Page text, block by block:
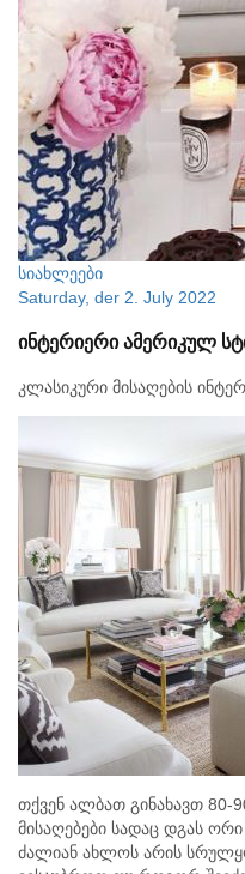
სიახლეები
Saturday, der 2. July 2022
ინტერიერი ამერიკულ
კლასიკური მისაღების
თქვენ ალბათ გინახავთ 80-
მისაღებები სადაც დგას
ძალიან ახლოს არის